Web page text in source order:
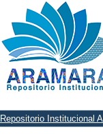
Buscar
Repositorio Institucional